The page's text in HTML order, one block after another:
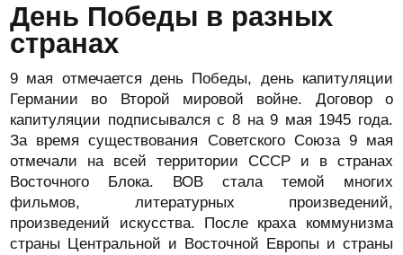
День Победы в разных
странах
9 мая отмечается день Победы, день капитуляции
Германии во Второй мировой войне. Договор о
капитуляции подписывался с 8 на 9 мая 1945 года.
За время существования Советского Союза 9 мая
отмечали на всей территории СССР и в странах
Восточного Блока. ВОВ стала темой многих
фильмов, литературных произведений,
произведений искусства. После краха коммунизма
страны Центральной и Восточной Европы и страны